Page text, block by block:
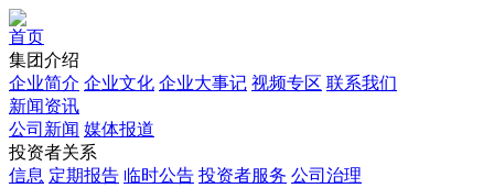
首页
集团介绍
企业简介 企业文化 企业⼤事记 视频专区 联系我们
新闻资讯
公司新闻 媒体报道
投资者关系
信息 定期报告 临时公告 投资者服务 公司治理